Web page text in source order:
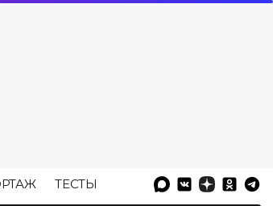
ТЕСТЫ